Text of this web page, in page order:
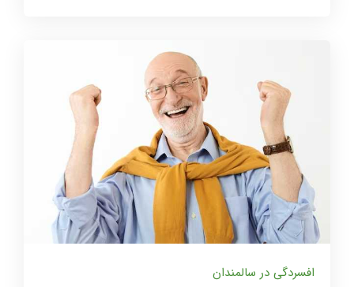
افسردگی در سالمندان